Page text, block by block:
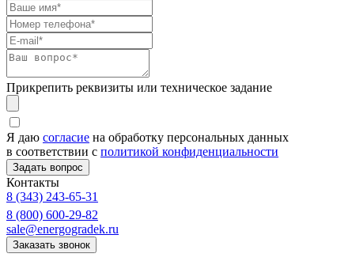
Прикрепить реквизиты или техническое задание
Я даю согласие на обработку персональных данных
в соответствии с политикой конфиденциальности
Контакты
8 (343) 243-65-31
8 (800) 600-29-82
sale@energogradek.ru